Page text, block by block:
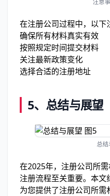
注意
在注册公司过程中，以下
确保所有材料真实有效
按照规定时间提交材料
关注最新政策变化
选择合适的注册地址
5、 总结与展望
总结
在2025年，注册公司所
注册流程至关重要。本文
为您提供了注册公司所